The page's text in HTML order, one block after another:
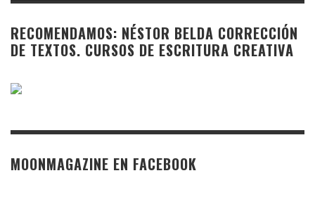
RECOMENDAMOS: NÉSTOR BELDA CORRECCIÓN
DE TEXTOS. CURSOS DE ESCRITURA CREATIVA
MOONMAGAZINE EN FACEBOOK